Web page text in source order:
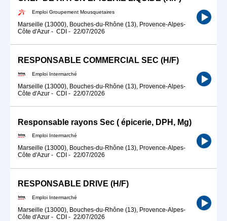
Emploi Groupement Mousquetaires
Marseille (13000), Bouches-du-Rhône (13), Provence-Alpes-
Côte d'Azur - CDI - 22/07/2026
RESPONSABLE COMMERCIAL SEC (H/F)
Emploi Intermarché
Marseille (13000), Bouches-du-Rhône (13), Provence-Alpes-
Côte d'Azur - CDI - 22/07/2026
Responsable rayons Sec ( épicerie, DPH, Mg)
Emploi Intermarché
Marseille (13000), Bouches-du-Rhône (13), Provence-Alpes-
Côte d'Azur - CDI - 22/07/2026
RESPONSABLE DRIVE (H/F)
Emploi Intermarché
Marseille (13000), Bouches-du-Rhône (13), Provence-Alpes-
Côte d'Azur - CDI - 22/07/2026